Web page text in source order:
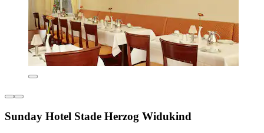
Sunday Hotel Stade Herzog Widukind